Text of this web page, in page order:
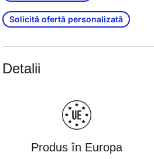
Solicită ofertă personalizată
Detalii
Produs în Europa